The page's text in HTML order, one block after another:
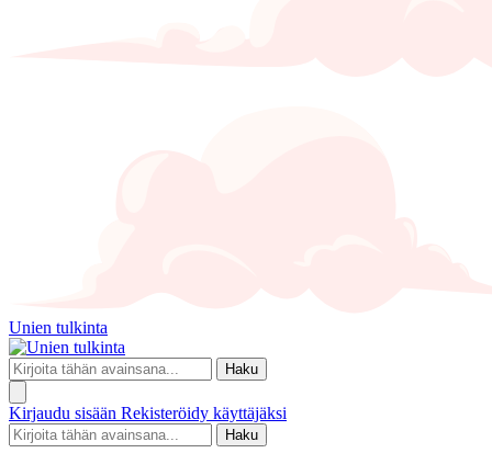
Unien tulkinta
Haku
Kirjaudu sisään Rekisteröidy käyttäjäksi
Haku